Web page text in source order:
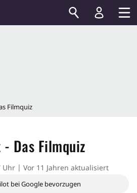
Filmquiz
Das Filmquiz
Uhr Vor 11 Jahren aktualisiert
bei Google bevorzugen